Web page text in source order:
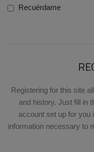
Recuérdame
Registering for this site
and history. Just fill in
account set up for you
information necessary to